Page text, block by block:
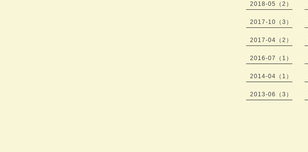
2018-05（2）
2017-10（3）
2017-04（2）
2016-07（1）
2014-04（1）
2013-06（3）